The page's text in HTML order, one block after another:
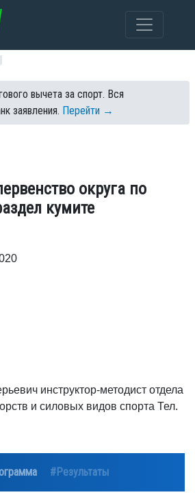
вычета за спорт. Вся
заявления. Перейти →
округа по
кумите
инструктор-методист отдела
и силовых видов спорта Тел.
#Результаты